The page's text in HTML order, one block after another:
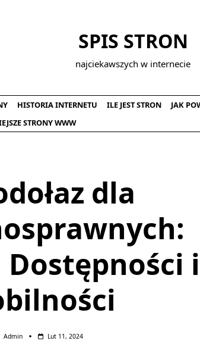
SPIS STRON
najciekawszych w internecie
HISTORIA INTERNETU ILE JEST STRON
JAK
STRONY WWW
dla
i
Admin Lut 11, 2024